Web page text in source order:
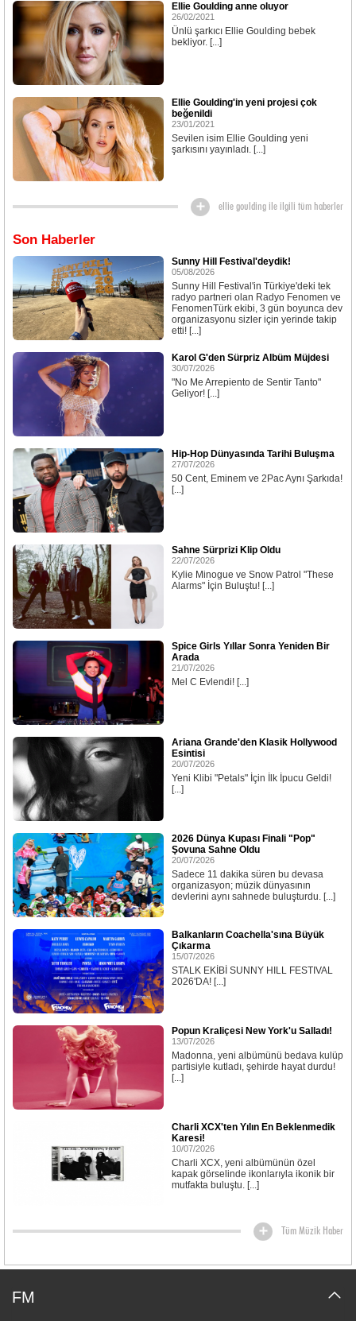
Ellie Goulding anne oluyor
26/02/2021
Ünlü şarkıcı Ellie Goulding bebek
bekliyor. [...]
Ellie Goulding'in yeni projesi çok
beğenildi
23/01/2021
Sevilen isim Ellie Goulding yeni
şarkısını yayınladı. [...]
ellie goulding ile ilgili tüm haberler
Son Haberler
Sunny Hill Festival'deydik!
05/08/2026
Sunny Hill Festival'in Türkiye'deki tek
radyo partneri olan Radyo Fenomen ve
FenomenTürk ekibi, 3 gün boyunca dev
organizasyonu sizler için yerinde takip
etti! [...]
Karol G'den Sürpriz Albüm Müjdesi
30/07/2026
"No Me Arrepiento de Sentir Tanto"
Geliyor! [...]
Hip-Hop Dünyasında Tarihi Buluşma
27/07/2026
50 Cent, Eminem ve 2Pac Aynı Şarkıda!
[...]
Sahne Sürprizi Klip Oldu
22/07/2026
Kylie Minogue ve Snow Patrol "These
Alarms" İçin Buluştu! [...]
Spice Girls Yıllar Sonra Yeniden Bir
Arada
21/07/2026
Mel C Evlendi! [...]
Ariana Grande'den Klasik Hollywood
Esintisi
20/07/2026
Yeni Klibi "Petals" İçin İlk İpucu Geldi!
[...]
2026 Dünya Kupası Finali "Pop"
Şovuna Sahne Oldu
20/07/2026
Sadece 11 dakika süren bu devasa
organizasyon; müzik dünyasının
devlerini aynı sahnede buluşturdu. [...]
Balkanların Coachella'sına Büyük
Çıkarma
15/07/2026
STALK EKİBİ SUNNY HILL FESTIVAL
2026'DA! [...]
Popun Kraliçesi New York'u Salladı!
13/07/2026
Madonna, yeni albümünü bedava kulüp
partisiyle kutladı, şehirde hayat durdu!
[...]
Charli XCX'ten Yılın En Beklenmedik
Karesi!
10/07/2026
Charli XCX, yeni albümünün özel
kapak görselinde ikonlarıyla ikonik bir
mutfakta buluştu. [...]
Tüm Müzik Haber
FM